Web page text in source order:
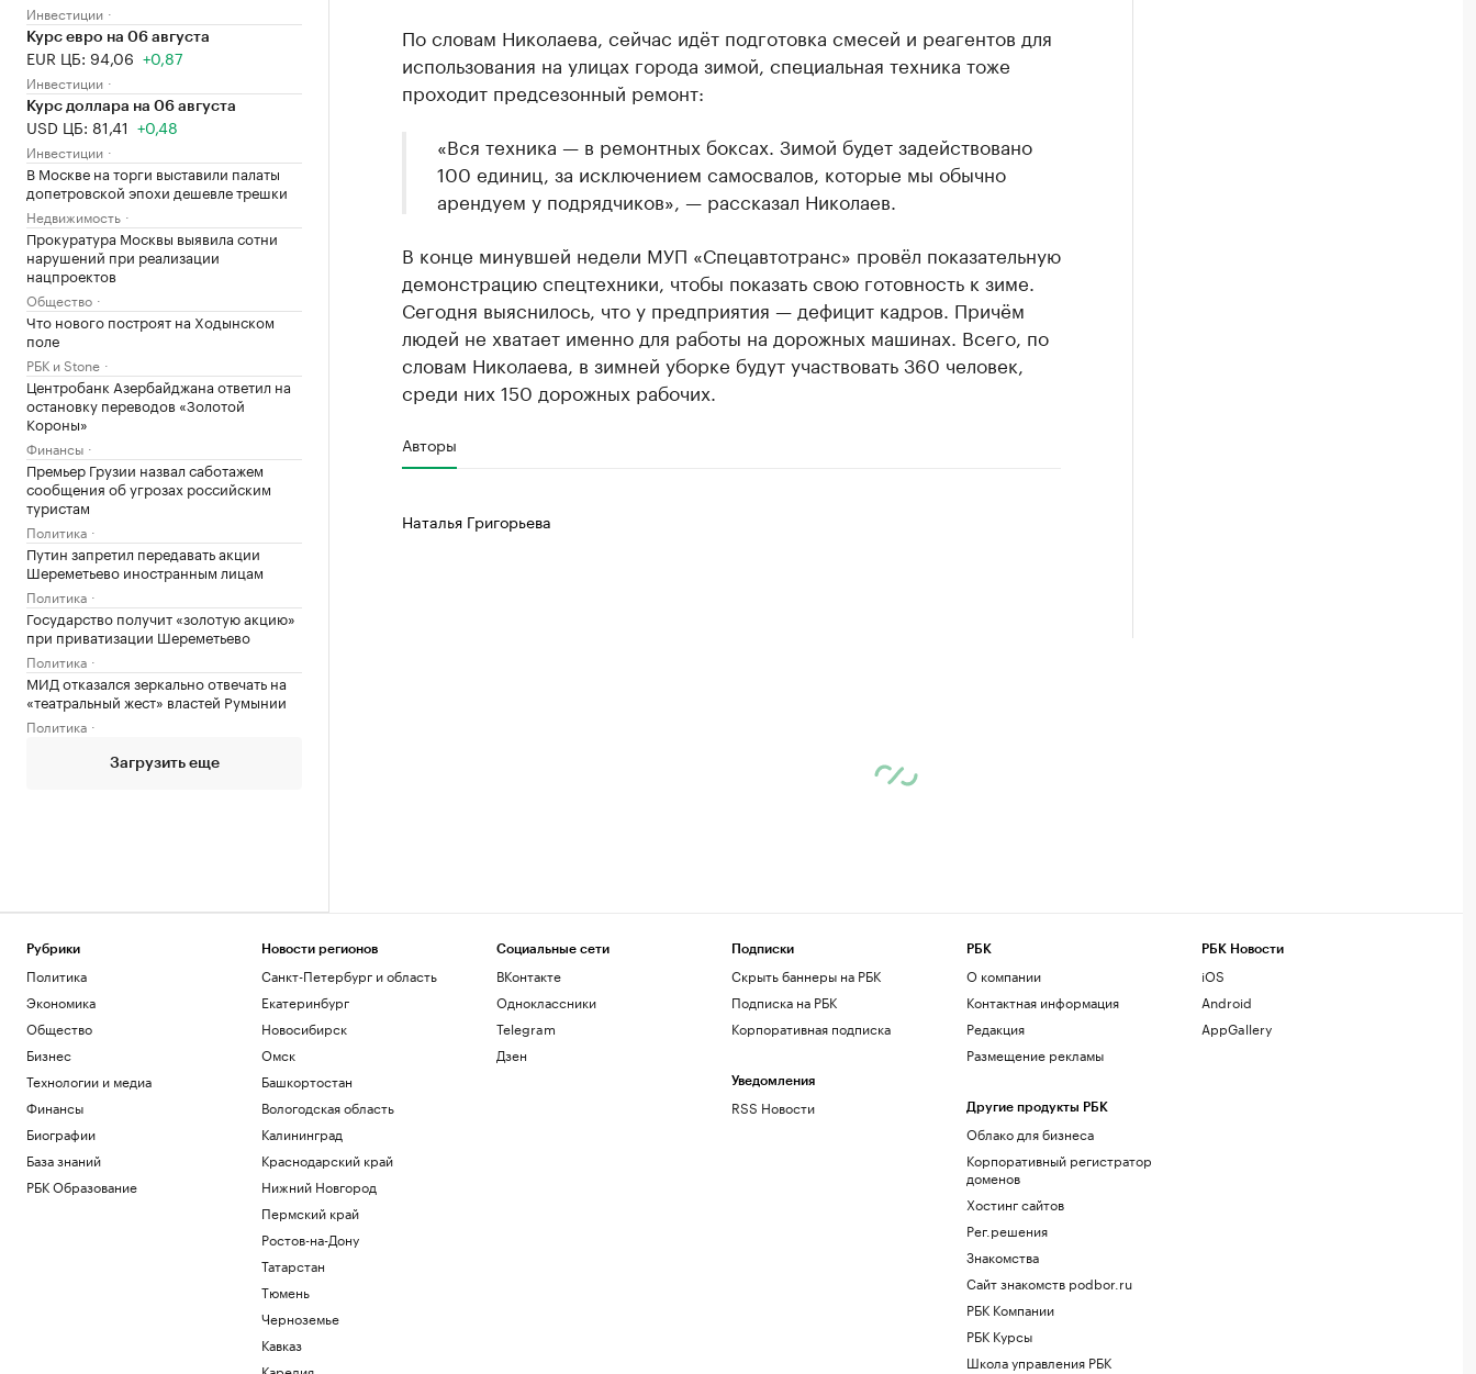
Инвестиции
Курс евро на 06 августа
EUR ЦБ: 94,06 +0,87
Инвестиции
Курс доллара на 06 августа
USD ЦБ: 81,41 +0,48
Инвестиции
В Москве на торги выставили палаты
допетровской эпохи дешевле трешки
Недвижимость
Прокуратура Москвы выявила сотни
нарушений при реализации
нацпроектов
Общество
Что нового построят на Ходынском
поле
РБК и Stone
Центробанк Азербайджана ответил на
остановку переводов «Золотой
Короны»
Финансы
Премьер Грузии назвал саботажем
сообщения об угрозах российским
туристам
Политика
Путин запретил передавать акции
Шереметьево иностранным лицам
Политика
Государство получит «золотую акцию»
при приватизации Шереметьево
Политика
МИД отказался зеркально отвечать на
«театральный жест» властей Румынии
Политика
Загрузить еще
По словам Николаева, сейчас идёт подготовка смесей и реагентов для
использования на улицах города зимой, специальная техника тоже
проходит предсезонный ремонт:
«Вся техника — в ремонтных боксах. Зимой будет задействовано
100 единиц, за исключением самосвалов, которые мы обычно
арендуем у подрядчиков», — рассказал Николаев.
В конце минувшей недели МУП «Спецавтотранс» провёл показательную
демонстрацию спецтехники, чтобы показать свою готовность к зиме.
Сегодня выяснилось, что у предприятия — дефицит кадров. Причём
людей не хватает именно для работы на дорожных машинах. Всего, по
словам Николаева, в зимней уборке будут участвовать 360 человек,
среди них 150 дорожных рабочих.
Авторы
Наталья Григорьева
Рубрики
Политика
Экономика
Общество
Бизнес
Технологии и медиа
Финансы
Биографии
База знаний
РБК Образование
Новости регионов
Санкт-Петербург и область
Екатеринбург
Новосибирск
Омск
Башкортостан
Вологодская область
Калининград
Краснодарский край
Нижний Новгород
Пермский край
Ростов-на-Дону
Татарстан
Тюмень
Черноземье
Кавказ
Социальные сети
ВКонтакте
Одноклассники
Telegram
Дзен
Подписки
Скрыть баннеры на РБК
Подписка на РБК
Корпоративная подписка
Уведомления
RSS Новости
РБК
О компании
Контактная информация
Редакция
Размещение рекламы
Другие продукты РБК
Облако для бизнеса
Корпоративный регистратор
доменов
Хостинг сайтов
Рег.решения
Знакомства
Сайт знакомств podbor.ru
РБК Компании
РБК Курсы
Школа управления РБК
РБК Новости
iOS
Android
AppGallery